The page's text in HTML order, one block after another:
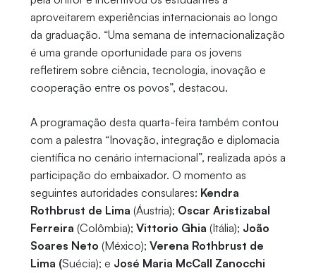
aproveitarem experiências internacionais ao longo
da graduação. “Uma semana de internacionalização
é uma grande oportunidade para os jovens
refletirem sobre ciência, tecnologia, inovação e
cooperação entre os povos”, destacou.
A programação desta quarta-feira também contou
com a palestra “Inovação, integração e diplomacia
científica no cenário internacional”, realizada após a
participação do embaixador. O momento as
seguintes autoridades consulares: Kendra
Rothbrust de Lima (Áustria); Oscar Aristizabal
Ferreira (Colômbia); Vittorio Ghia (Itália); João
Soares Neto (México); Verena Rothbrust de
Lima (Suécia); e José Maria McCall Zanocchi